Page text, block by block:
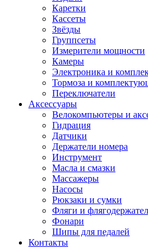
Каретки
Кассеты
Звёзды
Группсеты
Измерители мощности
Камеры
Электроника и
Тормоза и
Переключатели
Аксессуары
Велокомпьютеры и
Гидрация
Датчики
Держатели номера
Инструмент
Масла и смазки
Массажеры
Насосы
Рюкзаки и сумки
Фляги и
Фонари
Шипы для педалей
Контакты